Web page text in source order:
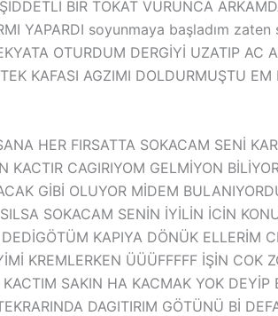
BIR TOKAT VURUNCA
YAPARDI soyunmaya başladım
OTURDUM DERGİYİ UZATIP AC
KAFASI AGZIMI DOLDURMUŞTU
HER FIRSATTA SOKACAM SENİ
CAGIRIYOM GELMİYON
GİBİ OLUYOR MİDEM
SOKACAM SENİN İYİLİN İCİN
KAPIYA DÖNÜK ELLERİM
KREMLERKEN ÜÜÜFFFFF İŞİN COK
SAKIN HA KACMAK YOK
DAGITIRIM GÖTÜNÜ Bİ